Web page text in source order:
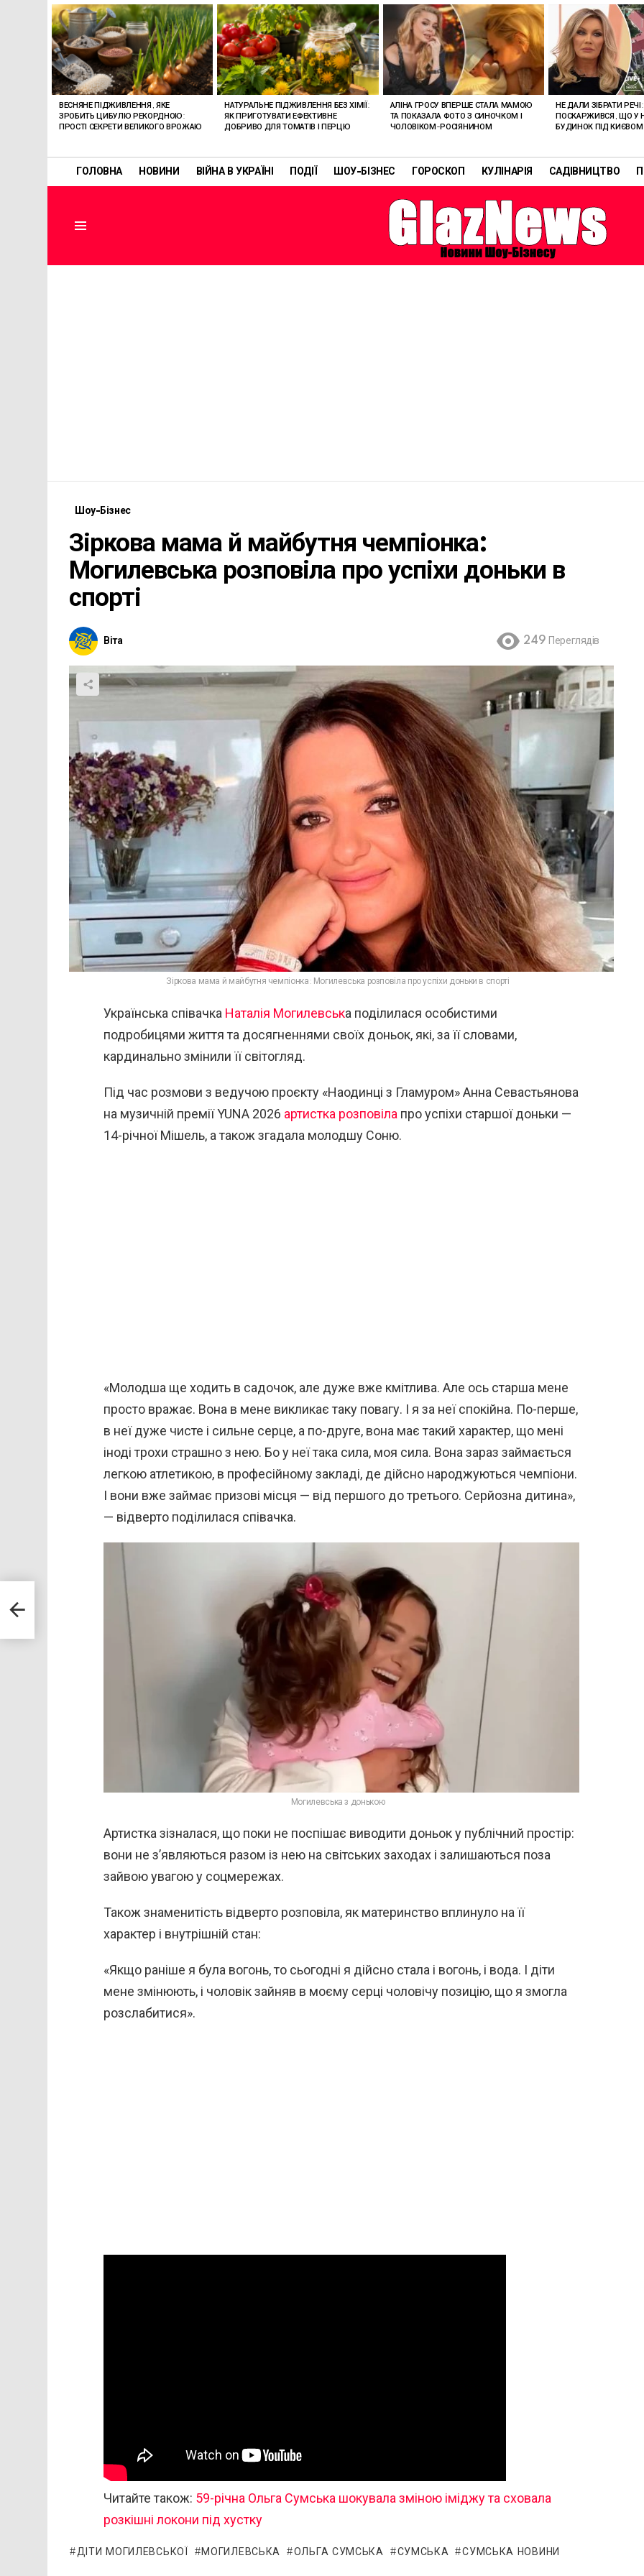
ГОЛОВНА НОВИНИ ВІЙНА В УКРАЇНІ ПОДІЇ ШОУ-БІЗНЕС ГОРОСКОП КУЛІНАРІЯ САДІВНИЦТВО
ОСТАННІ
СТАТТІ
ВЕСНЯНЕ ПІДЖИВЛЕННЯ, ЯКЕ
ЗРОБИТЬ ЦИБУЛЮ РЕКОРДНОЮ:
ПРОСТІ СЕКРЕТИ ВЕЛИКОГО ВРОЖАЮ
НАТУРАЛЬНЕ ПІДЖИВЛЕННЯ БЕЗ ХІМІЇ:
ЯК ПРИГОТУВАТИ ЕФЕКТИВНЕ
ДОБРИВО ДЛЯ ТОМАТІВ І ПЕРЦЮ
АЛІНА ГРОСУ ВПЕРШЕ СТАЛА МАМОЮ
ТА ПОКАЗАЛА ФОТО З СИНОЧКОМ І
ЧОЛОВІКОМ-РОСІЯНИНОМ
НЕ ДАЛИ ЗІБРАТИ
ПОСКАРЖИВСЯ, ЩО У
БУДИНОК ПІД КИЄВОМ
Шоу-Бізнес
Зіркова мама й майбутня чемпіонка:
Могилевська розповіла про успіхи доньки в
спорті
Віта 249 Переглядів
Зіркова мама й майбутня чемпіонка: Могилевська розповіла про успіхи доньки в спорті
Українська співачка Наталія Могилевська поділилася особистими
подробицями життя та досягненнями своїх доньок, які, за її словами,
кардинально змінили її світогляд.
Під час розмови з ведучою проєкту «Наодинці з Гламуром»Анна Севастьянова
на музичній преміїYUNA 2026 артистка розповіла про успіхи старшої доньки —
14-річної Мішель, а також згадала молодшу Соню.
«Молодша ще ходить в садочок, але дуже вже кмітлива. Але ось старша мене
просто вражає. Вона в мене викликає таку повагу. І я за неї спокійна. По-перше,
в неї дуже чисте і сильне серце, а по-друге, вона має такий характер, що мені
іноді трохи страшно з нею. Бо у неї така сила, моя сила. Вона зараз займається
легкою атлетикою, в професійному закладі, де дійсно народжуються чемпіони.
І вони вже займає призові місця — від першого до третього. Серйозна дитина»,
— відверто поділилася співачка.
Могилевська з донькою
Артистка зізналася, що поки не поспішає виводити доньок у публічний простір:
вони не з’являються разом із нею на світських заходах і залишаються поза
зайвою увагою у соцмережах.
Також знаменитість відверто розповіла, як материнство вплинуло на її
характер і внутрішній стан:
«Якщо раніше я була вогонь, то сьогодні я дійсно стала і вогонь, і вода. І діти
мене змінюють, і чоловік зайняв в моєму серці чоловічу позицію, що я змогла
розслабитися».
Читайте також: 59-річна Ольга Сумська шокувала зміною іміджу та сховала
розкішні локони під хустку
ДІТИ МОГИЛЕВСЬКОЇ МОГИЛЕВСЬКА ОЛЬГА СУМСЬКА СУМСЬКА СУМСЬКА НОВИНИ